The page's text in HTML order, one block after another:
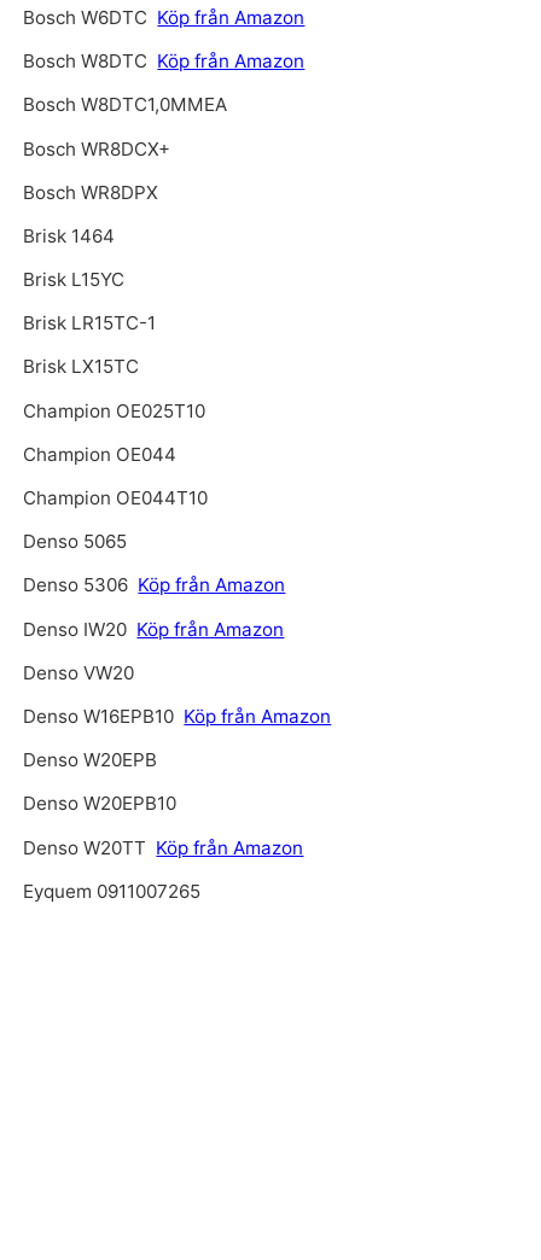
Bosch W6DTC Köp från Amazon
Bosch W8DTC Köp från Amazon
Bosch W8DTC1,0MMEA
Bosch WR8DCX+
Bosch WR8DPX
Brisk 1464
Brisk L15YC
Brisk LR15TC-1
Brisk LX15TC
Champion OE025T10
Champion OE044
Champion OE044T10
Denso 5065
Denso 5306 Köp från Amazon
Denso IW20 Köp från Amazon
Denso VW20
Denso W16EPB10 Köp från Amazon
Denso W20EPB
Denso W20EPB10
Denso W20TT Köp från Amazon
Eyquem 0911007265